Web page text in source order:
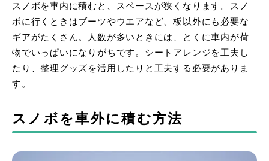
スノボを車内に積むと、スペースが狭くなります。スノ
ボに行くときはブーツやウエアなど、板以外にも必要な
ギアがたくさん。人数が多いときには、とくに車内が荷
物でいっぱいになりがちです。シートアレンジを工夫し
たり、整理グッズを活用したりと工夫する必要がありま
す。
スノボを車外に積む方法